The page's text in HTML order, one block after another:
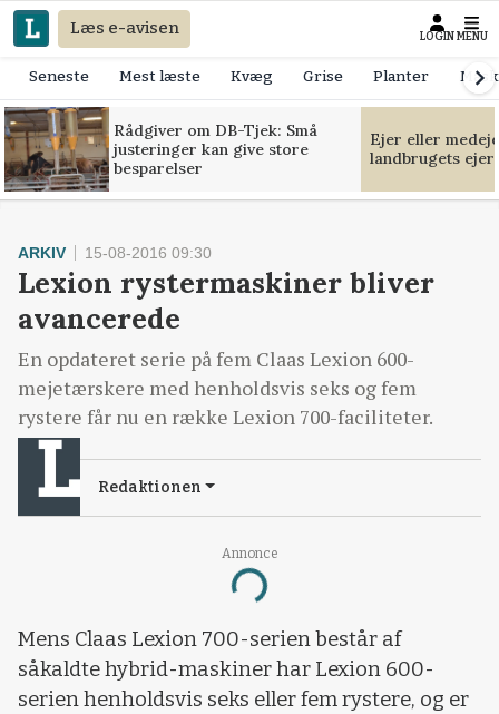
Læs e-avisen LOGIN MENU
Seneste Mest læste Kvæg Grise Planter
Rådgiver om DB-Tjek: Små
justeringer kan give store
besparelser
Ejer eller
landbrugets
Annonce
Loading...
ARKIV 15-08-2016 09:30
Lexion rystermaskiner bliver
avancerede
En opdateret serie på fem Claas Lexion 600-
mejetærskere med henholdsvis seks og fem
rystere får nu en række Lexion 700-faciliteter.
Redaktionen
Mens Claas Lexion 700-serien består af
såkaldte hybrid-maskiner har Lexion 600-
serien henholdsvis seks eller fem rystere, og er